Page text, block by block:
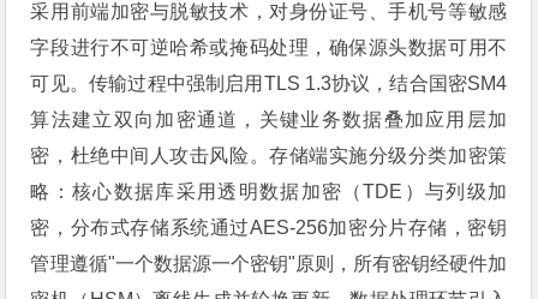
采用前端加密与脱敏技术，对身份证号、手机号等敏感
字段进行不可逆哈希或掩码处理，确保源头数据可用不
可见。传输过程中强制启用TLS 1.3协议，结合国密SM4
算法建立双向加密通道，关键业务数据叠加应用层加
密，杜绝中间人攻击风险。存储端实施分级分类加密策
略：核心数据库采用透明数据加密（TDE）与列级加
密，分布式存储系统通过AES-256加密分片存储，密钥
管理遵循"一个数据源一个密钥"原则，所有密钥经硬件加